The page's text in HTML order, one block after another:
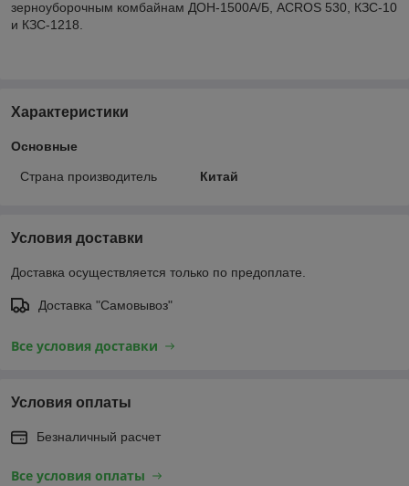
зерноуборочным комбайнам ДОН-1500А/Б, ACROS 530, КЗС-10
и КЗС-1218.
Характеристики
Основные
Страна производитель Китай
Условия доставки
Доставка осуществляется только по предоплате.
Доставка "Самовывоз"
Все условия доставки
Условия оплаты
Безналичный расчет
Все условия оплаты